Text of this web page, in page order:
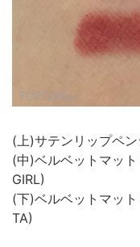
(上)サテンリップペ
(中)ベルベットマッ
GIRL)
(下)ベルベットマッ
TA)